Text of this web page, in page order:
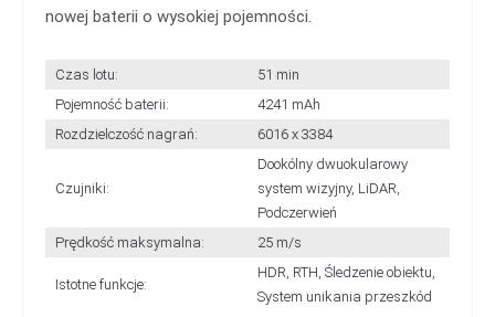
nowej baterii o wysokiej pojemności.
Czas lotu:
51 min
Pojemność baterii:
4241 mAh
Rozdzielczość nagrań:
6016 x 3384
Czujniki:
Dookólny dwuokularowy
system wizyjny, LiDAR,
Podczerwień
Prędkość maksymalna:
25 m/s
Istotne funkcje:
HDR, RTH, Śledzenie obiektu,
System unikania przeszkód